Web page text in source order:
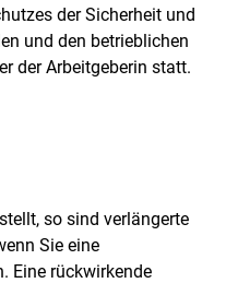
der Sicherheit und
und den betrieblichen
der Arbeitgeberin statt.
so sind verlängerte
Sie eine
Eine rückwirkende